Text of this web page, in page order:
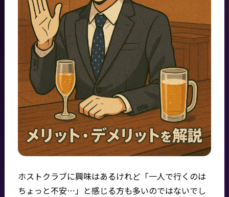
ホストクラブに興味はあるけれど「一人で行くのは
ちょっと不安…」と感じる方も多いのではないでし